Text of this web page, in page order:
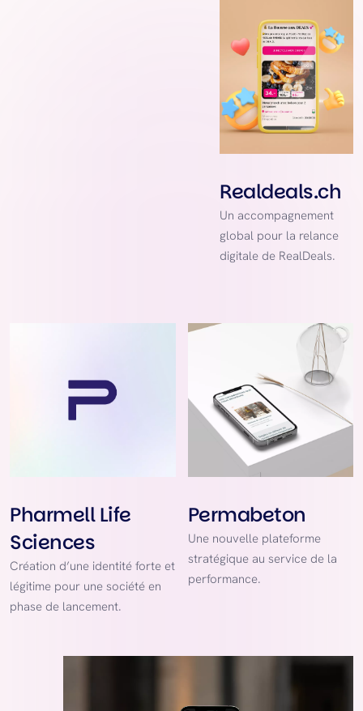
Realdeals.ch
Un accompagnement
global pour la relance
digitale de RealDeals.
Pharmell Life
Sciences
Création d’une identité forte et
légitime pour une société en
phase de lancement.
Permabeton
Une nouvelle plateforme
stratégique au service de la
performance.